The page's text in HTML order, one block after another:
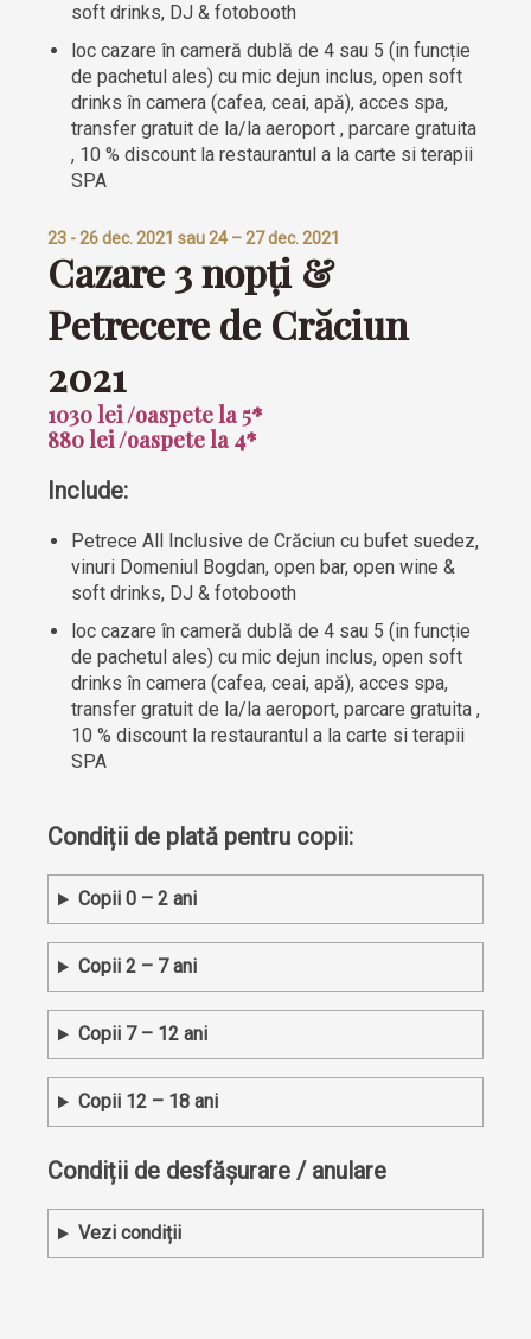
soft drinks, DJ & fotobooth
loc cazare în cameră dublă de 4 sau 5 (in funcție
de pachetul ales) cu mic dejun inclus, open soft
drinks în camera (cafea, ceai, apă), acces spa,
transfer gratuit de la/la aeroport , parcare gratuita
, 10 % discount la restaurantul a la carte si terapii
SPA
23 - 26 dec. 2021 sau 24 – 27 dec. 2021
Cazare 3 nopți &
Petrecere de Crăciun
2021
1030 lei /oaspete la 5*
880 lei /oaspete la 4*
Include:
Petrece All Inclusive de Crăciun cu bufet suedez,
vinuri Domeniul Bogdan, open bar, open wine &
soft drinks, DJ & fotobooth
loc cazare în cameră dublă de 4 sau 5 (in funcție
de pachetul ales) cu mic dejun inclus, open soft
drinks în camera (cafea, ceai, apă), acces spa,
transfer gratuit de la/la aeroport, parcare gratuita ,
10 % discount la restaurantul a la carte si terapii
SPA
Condiții de plată pentru copii:
Copii 0 – 2 ani
Copii 2 – 7 ani
Copii 7 – 12 ani
Copii 12 – 18 ani
Condiții de desfășurare / anulare
Vezi condiții